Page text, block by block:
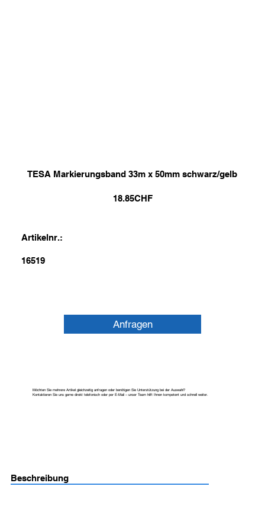
TESA Markierungsband 33m x 50mm schwarz/gelb
18.85CHF
Artikelnr.:
16519
Anfragen
Möchten Sie mehrere Artikel gleichzeitig anfragen oder benötigen Sie Unterstützung bei der Auswahl?
Kontaktieren Sie uns gerne direkt telefonisch oder per E-Mail – unser Team hilft Ihnen kompetent und schnell weiter.
Beschreibung